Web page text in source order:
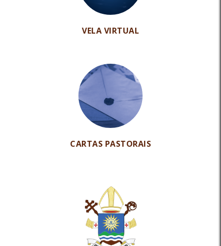
VELA VIRTUAL
CARTAS PASTORAIS